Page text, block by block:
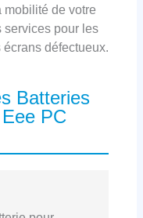
mobilité de votre
services pour les
défectueux.
Batteries
PC